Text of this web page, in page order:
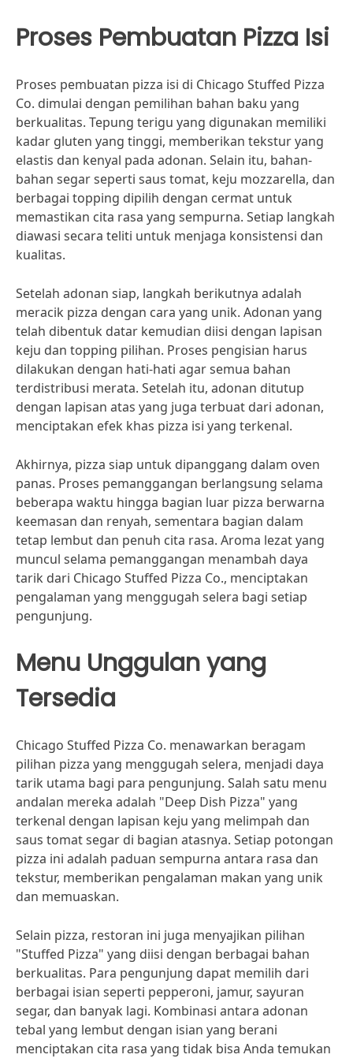
Proses Pembuatan Pizza Isi
Proses pembuatan pizza isi di Chicago Stuffed Pizza
Co. dimulai dengan pemilihan bahan baku yang
berkualitas. Tepung terigu yang digunakan memiliki
kadar gluten yang tinggi, memberikan tekstur yang
elastis dan kenyal pada adonan. Selain itu, bahan-
bahan segar seperti saus tomat, keju mozzarella, dan
berbagai topping dipilih dengan cermat untuk
memastikan cita rasa yang sempurna. Setiap langkah
diawasi secara teliti untuk menjaga konsistensi dan
kualitas.
Setelah adonan siap, langkah berikutnya adalah
meracik pizza dengan cara yang unik. Adonan yang
telah dibentuk datar kemudian diisi dengan lapisan
keju dan topping pilihan. Proses pengisian harus
dilakukan dengan hati-hati agar semua bahan
terdistribusi merata. Setelah itu, adonan ditutup
dengan lapisan atas yang juga terbuat dari adonan,
menciptakan efek khas pizza isi yang terkenal.
Akhirnya, pizza siap untuk dipanggang dalam oven
panas. Proses pemanggangan berlangsung selama
beberapa waktu hingga bagian luar pizza berwarna
keemasan dan renyah, sementara bagian dalam
tetap lembut dan penuh cita rasa. Aroma lezat yang
muncul selama pemanggangan menambah daya
tarik dari Chicago Stuffed Pizza Co., menciptakan
pengalaman yang menggugah selera bagi setiap
pengunjung.
Menu Unggulan yang
Tersedia
Chicago Stuffed Pizza Co. menawarkan beragam
pilihan pizza yang menggugah selera, menjadi daya
tarik utama bagi para pengunjung. Salah satu menu
andalan mereka adalah "Deep Dish Pizza" yang
terkenal dengan lapisan keju yang melimpah dan
saus tomat segar di bagian atasnya. Setiap potongan
pizza ini adalah paduan sempurna antara rasa dan
tekstur, memberikan pengalaman makan yang unik
dan memuaskan.
Selain pizza, restoran ini juga menyajikan pilihan
"Stuffed Pizza" yang diisi dengan berbagai bahan
berkualitas. Para pengunjung dapat memilih dari
berbagai isian seperti pepperoni, jamur, sayuran
segar, dan banyak lagi. Kombinasi antara adonan
tebal yang lembut dengan isian yang berani
menciptakan cita rasa yang tidak bisa Anda temukan